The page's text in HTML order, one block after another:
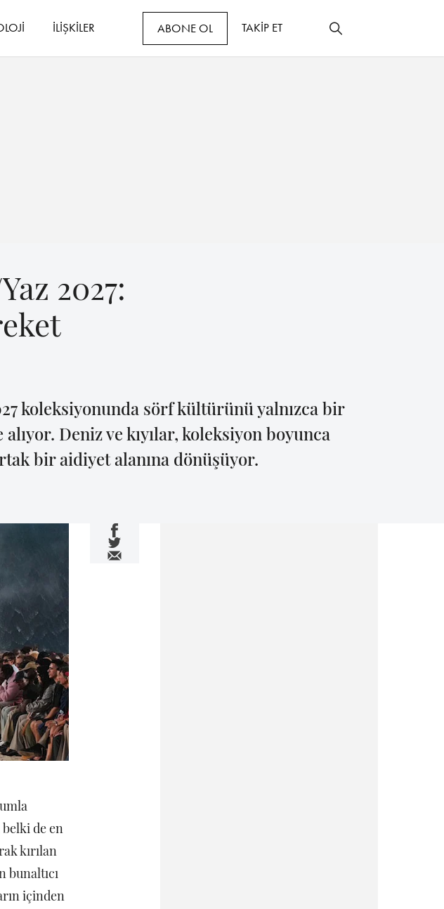
İLİŞKİLER ABONE OL TAKİP ET
2027:
koleksiyonunda sörf kültürünü yalnızca bir
Deniz ve kıyılar, koleksiyon boyunca
bir aidiyet alanına dönüşüyor.
de en
kırılan
bunaltıcı
içinden